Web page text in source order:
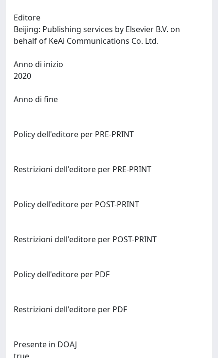
Editore
Beijing: Publishing services by Elsevier B.V. on
Anno di inizio
Anno di fine
Policy dell'editore per PRE-PRINT
Restrizioni dell'editore per PRE-PRINT
Policy dell'editore per POST-PRINT
Restrizioni dell'editore per POST-PRINT
Policy dell'editore per PDF
Restrizioni dell'editore per PDF
Presente in DOAJ